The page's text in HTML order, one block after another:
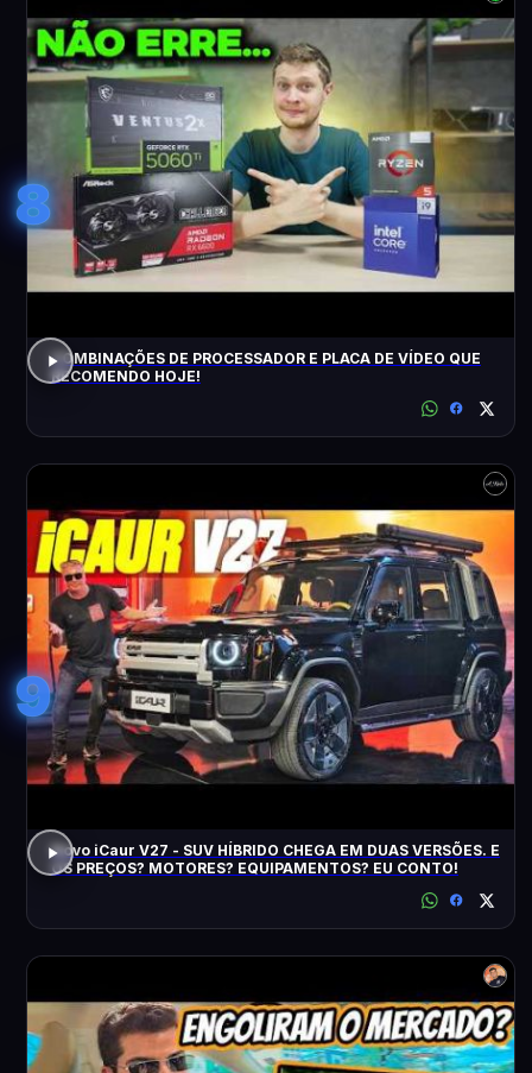
8
COMBINAÇÕES DE PROCESSADOR E PLACA DE VÍDEO QUE
RECOMENDO HOJE!
9
Novo iCaur V27 - SUV HÍBRIDO CHEGA EM DUAS VERSÕES. E
OS PREÇOS? MOTORES? EQUIPAMENTOS? EU CONTO!